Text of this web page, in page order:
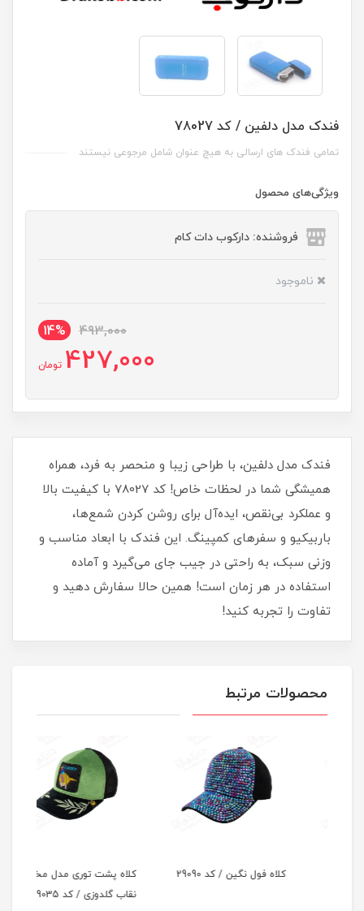
فندک مدل دلفین / کد 78027
تمامی فندک های ارسالی به هیچ عنوان شامل مرجوعی نیستند
ویژگی‌های محصول
فروشنده: دارکوب دات کام
ناموجود
493,000
14%
427,000 تومان
فندک مدل دلفین، با طراحی زیبا و منحصر به فرد، همراه
همیشگی شما در لحظات خاص! کد 78027 با کیفیت بالا
و عملکرد بی‌نقص، ایده‌آل برای روشن کردن شمع‌ها،
باربیکیو و سفرهای کمپینگ. این فندک با ابعاد مناسب و
وزنی سبک، به راحتی در جیب جای می‌گیرد و آماده
استفاده در هر زمان است! همین حالا سفارش دهید و
تفاوت را تجربه کنید!
محصولات مرتبط
کلاه فول نگین / کد 29090
کلاه پشت توری مدل مخمل
نقاب گلدوزی / کد 29035